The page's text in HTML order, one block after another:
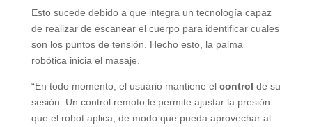
Esto sucede debido a que integra un tecnología capaz
de realizar de escanear el cuerpo para identificar cuales
son los puntos de tensión. Hecho esto, la palma
robótica inicia el masaje.
“En todo momento, el usuario mantiene el control de su
sesión. Un control remoto le permite ajustar la presión
que el robot aplica, de modo que pueda aprovechar al